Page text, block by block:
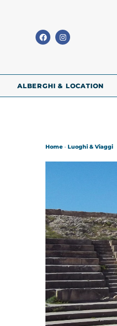
ALBERGHI & LOCATION
Home - Luoghi & Viaggi